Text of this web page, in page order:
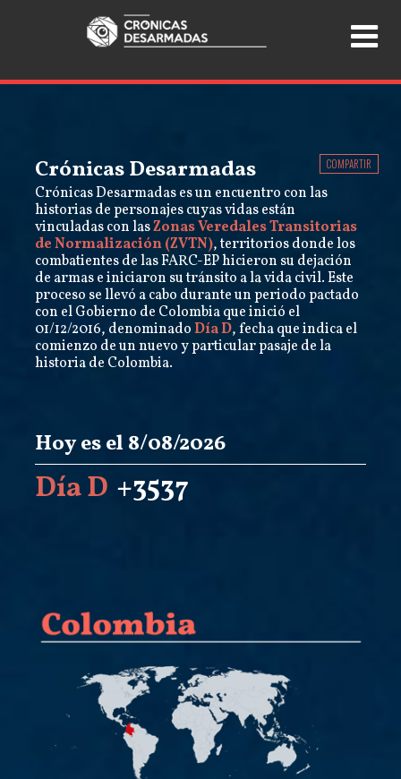
Crónicas Desarmadas
Crónicas Desarmadas es un encuentro con las
historias de personajes cuyas vidas están
vinculadas con lasZonas Veredales Transitorias
de Normalización (ZVTN), territorios donde los
combatientes de las FARC-EP hicieron su dejación
de armas e iniciaron su tránsito a la vida civil. Este
proceso se llevó a cabo durante un periodo pactado
con el Gobierno de Colombia que inició el
01/12/2016, denominadoDía D, fecha que indica el
comienzo de un nuevo y particular pasaje de la
historia de Colombia.
COMPARTIR
Hoy es el 8/08/2026
Día D +3537